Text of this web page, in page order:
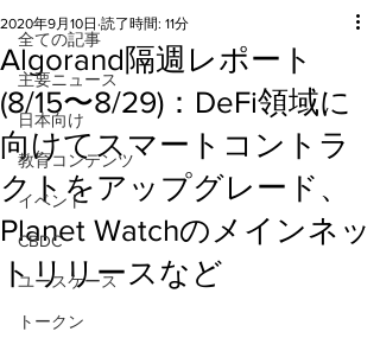
全ての記事
主要ニュース
日本向け
教育コンテンツ
イベント
CBDC
ユースケース
トークン
Algorand隔週レポート
(8/15〜8/29)：DeFi領域に
向けてスマートコントラ
クトをアップグレード、
Planet Watchのメインネッ
トリリースなど
2020年9月10日 読了時間: 11分